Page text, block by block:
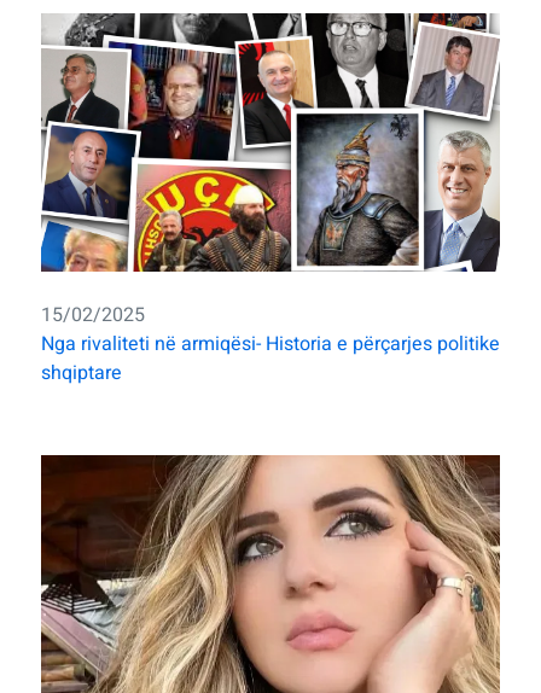
15/02/2025
Nga rivaliteti në armiqësi- Historia e përçarjes politike
shqiptare